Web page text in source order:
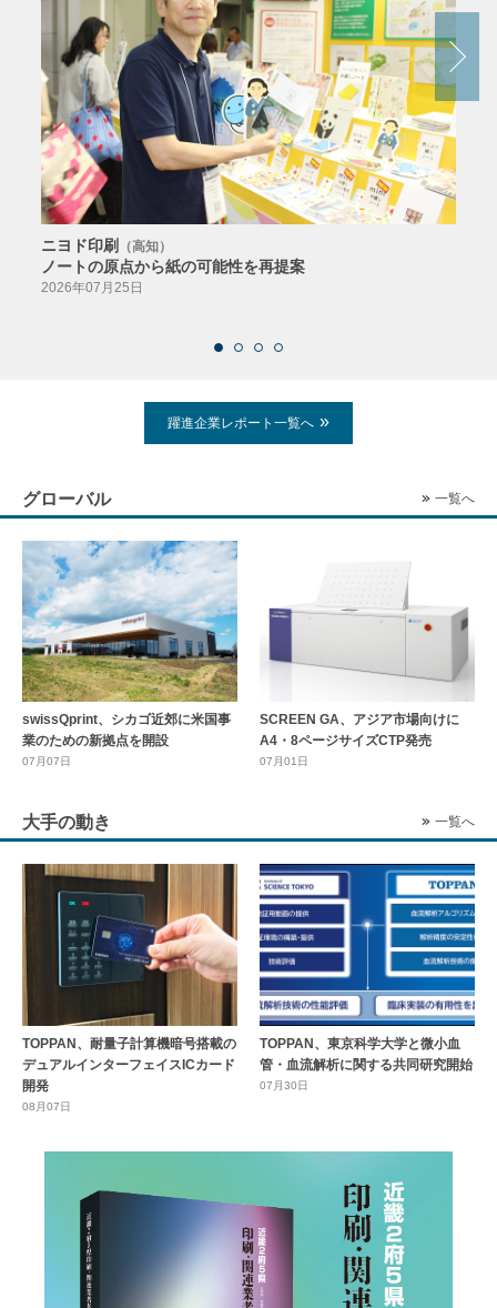
ニヨド印刷 （高知）
ノートの原点から紙の可能性を再提案
2026年07月25日
躍進企業レポート一覧へ
グローバル 一覧へ
swissQprint、シカゴ近郊に⽶国事
業のための新拠点を開設
07月07日
SCREEN GA、アジア市場向けに
A4・8ページサイズCTP発売
07月01日
大手の動き 一覧へ
TOPPAN、耐量子計算機暗号搭載の
デュアルインターフェイスICカード
開発
08月07日
TOPPAN、東京科学大学と微小血
管・血流解析に関する共同研究開始
07月30日